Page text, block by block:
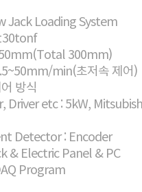
Jack Loading System
300mm)
min(초저속 제어)
방식
Driver etc : 5kW,
Detector : Encoder
& Electric Panel & PC
Program